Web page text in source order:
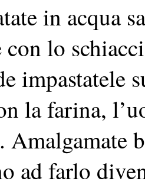
in acqua
con lo
impastatele
la farina,
Amalgamate
ad farlo